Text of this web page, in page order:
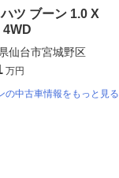
ツ ブーン 1.0 X
4WD
仙台市宮城野区
万円
の中古車情報をもっと見る